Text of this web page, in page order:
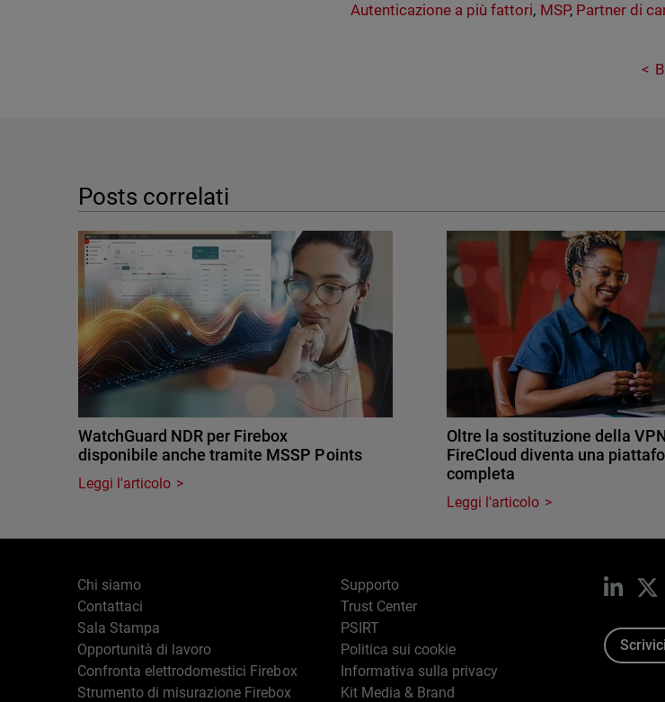
Autenticazione a più fattori, MSP, Partner di
Posts correlati
WatchGuard NDR per Firebox
disponibile anche tramite MSSP Points
Leggi l'articolo
Oltre la sostituzione della
FireCloud diventa una
completa
Leggi l'articolo
Chi siamo
Contattaci
Sala Stampa
Opportunità di lavoro
Confronta elettrodomestici Firebox
Strumento di misurazione Firebox
Supporto
Trust Center
PSIRT
Politica sui cookie
Informativa sulla privacy
Kit Media & Brand
Scrivici